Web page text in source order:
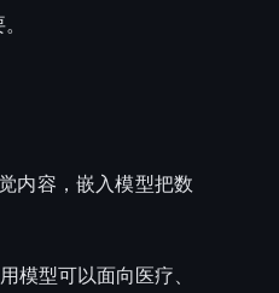
内容，嵌入模型把数
模型可以面向医疗、